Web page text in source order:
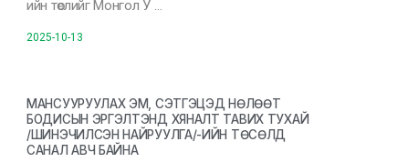
ийн төслийг Монгол У …
2025-10-13
МАНСУУРУУЛАХ ЭМ, СЭТГЭЦЭД НӨЛӨӨТ
БОДИСЫН ЭРГЭЛТЭНД ХЯНАЛТ ТАВИХ ТУХАЙ
/ШИНЭЧИЛСЭН НАЙРУУЛГА/-ИЙН ТӨСӨЛД
САНАЛ АВЧ БАЙНА